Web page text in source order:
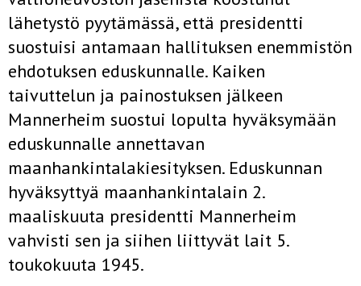
lähetystö pyytämässä, että presidentti
suostuisi antamaan hallituksen enemmistön
ehdotuksen eduskunnalle. Kaiken
taivuttelun ja painostuksen jälkeen
Mannerheim suostui lopulta hyväksymään
eduskunnalle annettavan
maanhankintalakiesityksen. Eduskunnan
hyväksyttyä maanhankintalain 2.
maaliskuuta presidentti Mannerheim
vahvisti sen ja siihen liittyvät lait 5.
toukokuuta 1945.